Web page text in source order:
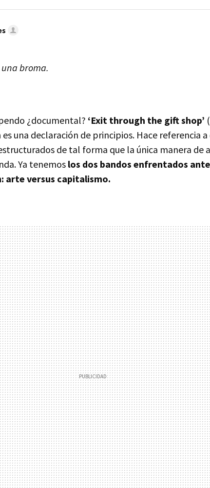
broma.
¿documental? ‘Exit through the gift shop’
es una declaración de principios. Hace referencia
de tal forma que la única manera de
Ya tenemos los dos bandos enfrentados
arte versus capitalismo.